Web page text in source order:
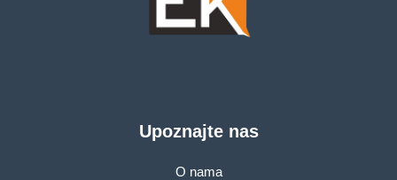
Upoznajte nas
O nama